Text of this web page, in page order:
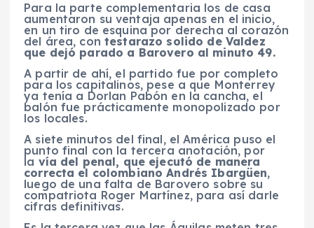
Para la parte complementaria los de casa
aumentaron su ventaja apenas en el inicio,
en un tiro de esquina por derecha al corazón
del área, contestarazo solido de Valdez
que dejó parado a Barovero al minuto 49.
A partir de ahí, el partido fue por completo
para los capitalinos, pese a que Monterrey
ya tenía a Dorlan Pabón en la cancha, el
balón fue prácticamente monopolizado por
los locales.
A siete minutos del final, el América puso el
punto final con la tercera anotación, por
la vía del penal, que ejecutó de manera
correcta el colombiano Andrés Ibargüen,
luego de una falta de Barovero sobre su
compatriota Roger Martínez, para así darle
cifras definitivas.